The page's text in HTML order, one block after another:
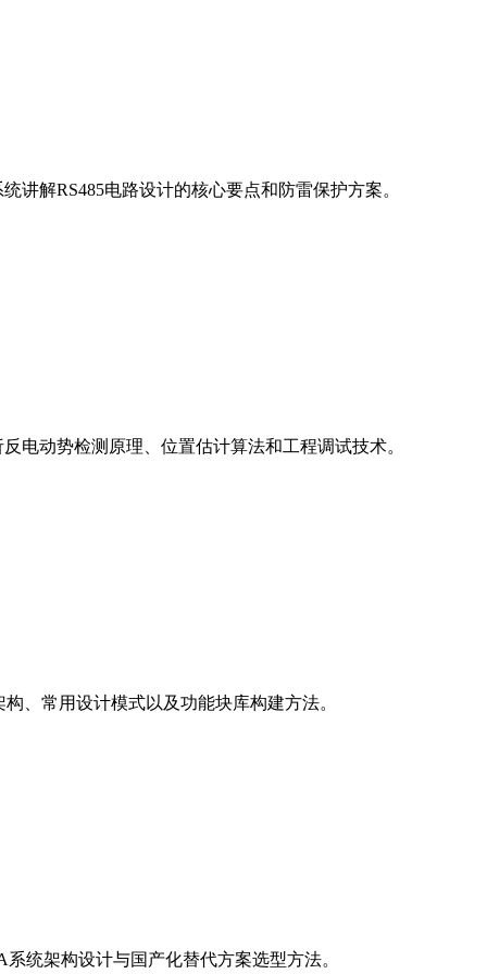
讲解RS485电路设计的核心要点和防雷保护方案。
电动势检测原理、位置估计算法和工程调试技术。
、常用设计模式以及功能块库构建方法。
统架构设计与国产化替代方案选型方法。